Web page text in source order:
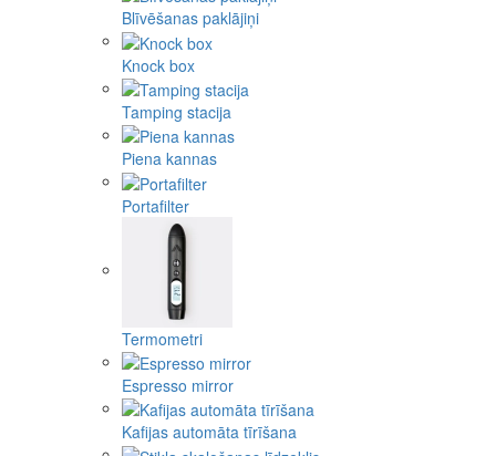
Blīvēšanas paklājiņi
Knock box
Tamping stacija
Piena kannas
Portafilter
Termometri
Espresso mirror
Kafijas automāta tīrīšana